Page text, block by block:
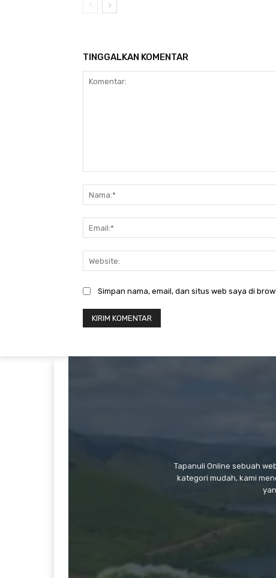
TINGGALKAN KOMENTAR
Simpan nama, email, dan situs web saya di
Tapanuli Online sebuah
kategori mudah, kami